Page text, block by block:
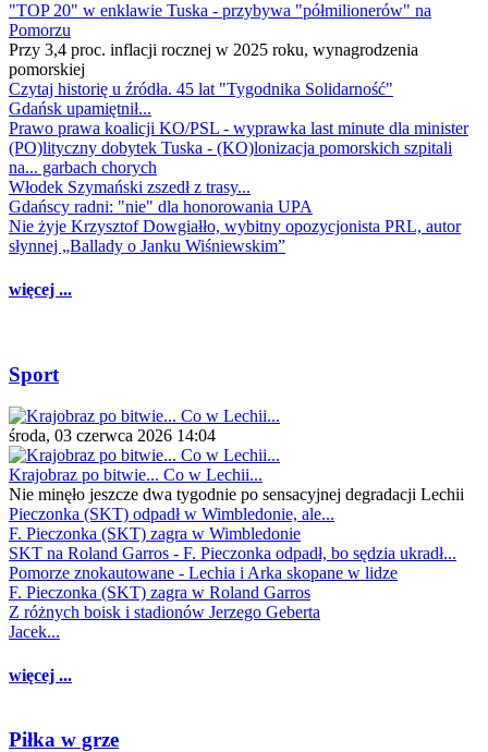
"TOP 20" w enklawie Tuska - przybywa "półmilionerów" na
Pomorzu
Przy 3,4 proc. inflacji rocznej w 2025 roku, wynagrodzenia
pomorskiej
Czytaj historię u źródła. 45 lat "Tygodnika Solidarność"
Gdańsk upamiętnił...
Prawo prawa koalicji KO/PSL - wyprawka last minute dla minister
(PO)lityczny dobytek Tuska - (KO)lonizacja pomorskich szpitali
na... garbach chorych
Włodek Szymański zszedł z trasy...
Gdańscy radni: "nie" dla honorowania UPA
Nie żyje Krzysztof Dowgiałło, wybitny opozycjonista PRL, autor
słynnej „Ballady o Janku Wiśniewskim”
więcej ...
Sport
środa, 03 czerwca 2026 14:04
Krajobraz po bitwie... Co w Lechii...
Nie minęło jeszcze dwa tygodnie po sensacyjnej degradacji Lechii
Pieczonka (SKT) odpadł w Wimbledonie, ale...
F. Pieczonka (SKT) zagra w Wimbledonie
SKT na Roland Garros - F. Pieczonka odpadł, bo sędzia ukradł...
Pomorze znokautowane - Lechia i Arka skopane w lidze
F. Pieczonka (SKT) zagra w Roland Garros
Z różnych boisk i stadionów Jerzego Geberta
Jacek...
więcej ...
Piłka w grze